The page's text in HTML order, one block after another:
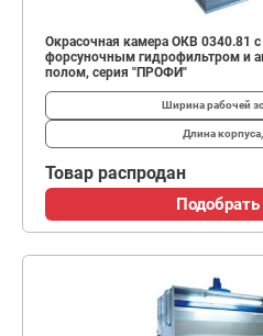
Окрасочная камера ОКВ 0340.81
форсуночным гидрофильтром и
полом, серия "ПРОФИ"
Ширина рабочей
Длина
Товар распродан
Подобрать